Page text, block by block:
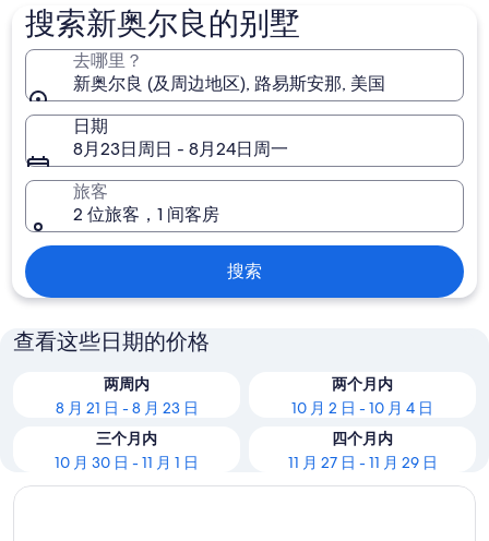
搜索新奥尔良的别墅
去哪里？
新奥尔良 (及周边地区), 路易斯安那, 美国
日期
8月23日周日 - 8月24日周一
旅客
2 位旅客，1 间客房
搜索
查看这些日期的价格
两周内
8 月 21 日 - 8 月 23 日
两个月内
10 月 2 日 - 10 月 4 日
三个月内
10 月 30 日 - 11 月 1 日
四个月内
11 月 27 日 - 11 月 29 日